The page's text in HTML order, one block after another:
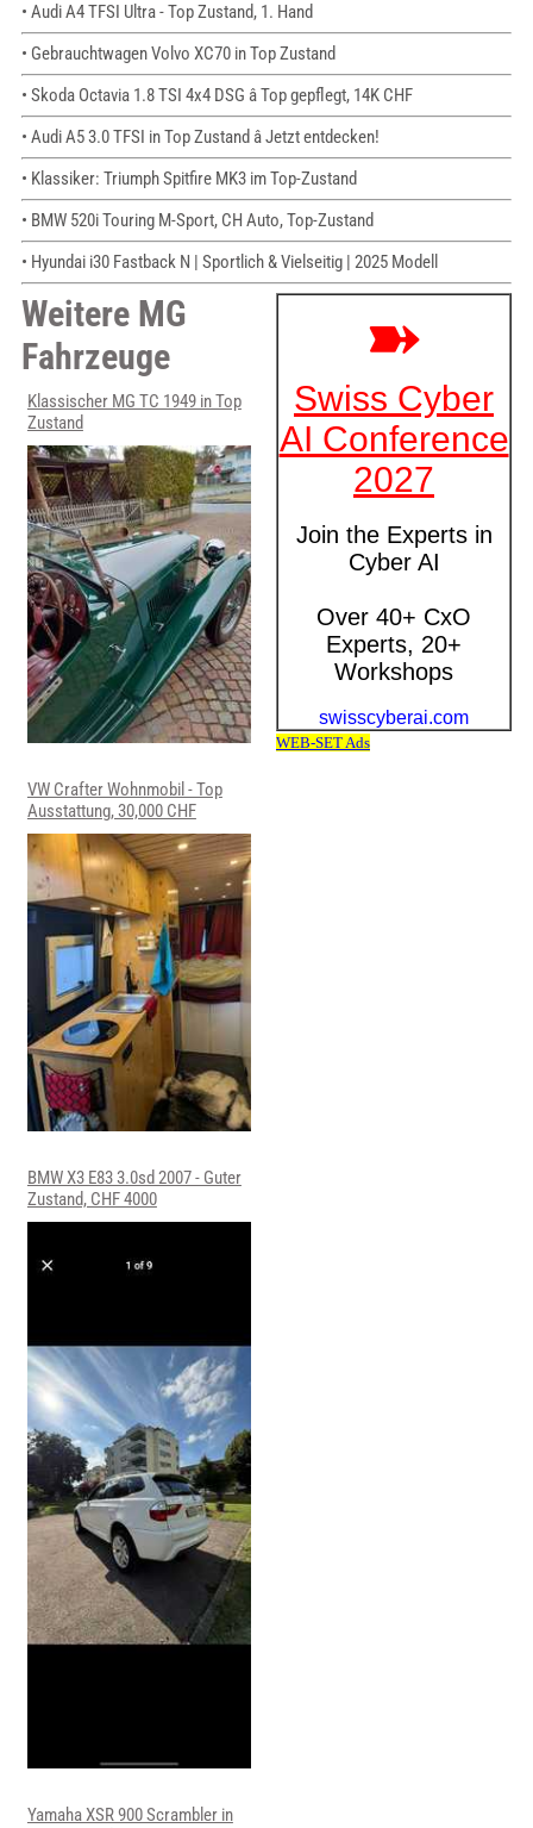
• Audi A4 TFSI Ultra - Top Zustand, 1. Hand
• Gebrauchtwagen Volvo XC70 in Top Zustand
• Skoda Octavia 1.8 TSI 4x4 DSG â Top gepflegt, 14K CHF
• Audi A5 3.0 TFSI in Top Zustand â Jetzt entdecken!
• Klassiker: Triumph Spitfire MK3 im Top-Zustand
• BMW 520i Touring M-Sport, CH Auto, Top-Zustand
• Hyundai i30 Fastback N | Sportlich & Vielseitig | 2025 Modell
Weitere MG
Fahrzeuge
Klassischer MG TC 1949 in Top
Zustand
VW Crafter Wohnmobil - Top
Ausstattung, 30,000 CHF
BMW X3 E83 3.0sd 2007 - Guter
Zustand, CHF 4000
Yamaha XSR 900 Scrambler in